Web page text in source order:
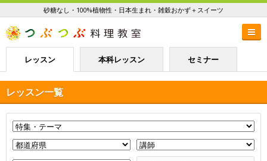
砂糖なし・100%植物性・日本生まれ・雑穀おかず＋スイーツ
レッスン 本科レッスン セミナー
レッスン一覧